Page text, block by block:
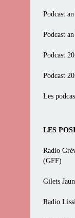
Podcast
Podcast
Podcast
Podcast
Les
LES
Radio
(GFF)
Gilets
Radio